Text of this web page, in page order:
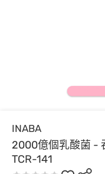
INABA
2000億個乳酸菌 -
TCR-141